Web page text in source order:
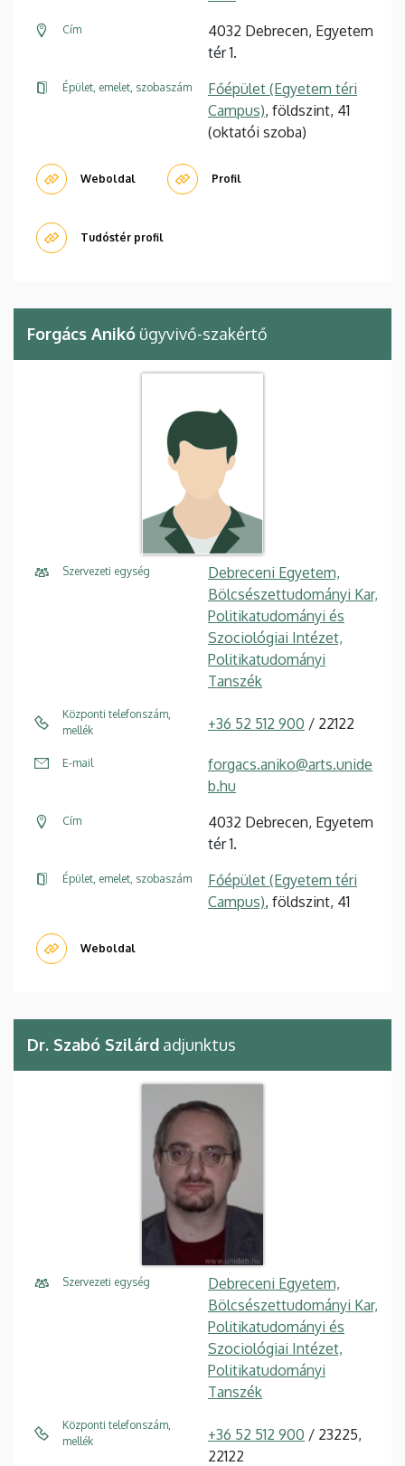
Cím
4032 Debrecen, Egyetem
tér 1.
Épület, emelet, szobaszám
Főépület (Egyetem téri
Campus), földszint, 41
(oktatói szoba)
Weboldal Profil
Tudóstér profil
Forgács Anikó ügyvivő-szakértő
Szervezeti egység
Debreceni Egyetem,
Bölcsészettudományi Kar,
Politikatudományi és
Szociológiai Intézet,
Politikatudományi
Tanszék
Központi telefonszám,
mellék
+36 52 512 900 / 22122
E-mail
forgacs.aniko@arts.unide
b.hu
Cím
4032 Debrecen, Egyetem
tér 1.
Épület, emelet, szobaszám
Főépület (Egyetem téri
Campus), földszint, 41
Weboldal
Dr. Szabó Szilárd adjunktus
Szervezeti egység
Debreceni Egyetem,
Bölcsészettudományi Kar,
Politikatudományi és
Szociológiai Intézet,
Politikatudományi
Tanszék
Központi telefonszám,
mellék
+36 52 512 900 / 23225,
22122